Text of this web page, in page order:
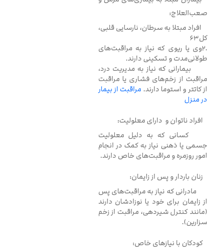
صعب‌العلاج:
افراد مبتلا به سرطان، نارسایی قلبی،
کل63
.2وی یا ریوی که نیاز به مراقبت‌های
طولانی‌مدت و تسکینی دارند.
بیمارانی که نیاز به مدیریت درد،
مراقبت از زخم‌های فشاری یا مراقبت
از کاتتر و استوما دارند. مراقبت از بیمار
در منزل
افراد ناتوان و دارای معلولیت:
کسانی که به دلیل معلولیت
جسمی یا ذهنی نیاز به کمک در انجام
امور روزمره و مراقبت‌های خاص دارند.
زنان باردار و پس از زایمان:
مادرانی که نیاز به مراقبت‌های پس
از زایمان برای خود یا نوزادشان دارند
(مانند کنترل شیردهی، مراقبت از زخم
سزارین).
کودکان با نیازهای خاص: